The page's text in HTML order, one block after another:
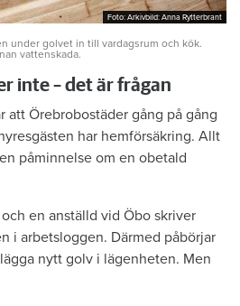
Foto: Arkivbild: Anna Rytterbrant
Foto: Arkivbild: Anna Rytterbrant
under golvet in till vardagsrum och kök.
vattenskada.
inte – det är frågan
att Örebrobostäder gång på gång
har hemförsäkring. Allt
påminnelse om en obetald
en anställd vid Öbo skriver
i arbetsloggen. Därmed påbörjar
nytt golv i lägenheten. Men